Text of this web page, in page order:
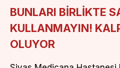
BUNLARI BİRLİKTE
KULLANMAYIN!
OLUYOR